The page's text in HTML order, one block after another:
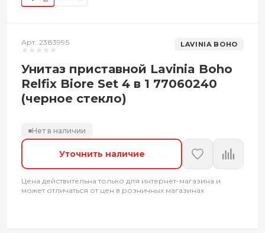
Арт. 2383995 LAVINIA BOHO
Унитаз приставной Lavinia Boho
Relfix Biore Set 4 в 1 77060240
(черное стекло)
Нет в наличии
Уточнить наличие
Цена действительна только для интернет-магазина и
может отличаться от цен в розничных магазинах